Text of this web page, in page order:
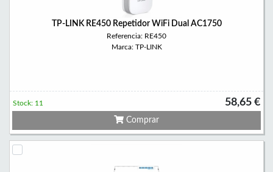
TP-LINK RE450 Repetidor WiFi Dual AC1750
Referencia: RE450
Marca: TP-LINK
58,65 €
Stock: 11
Comprar